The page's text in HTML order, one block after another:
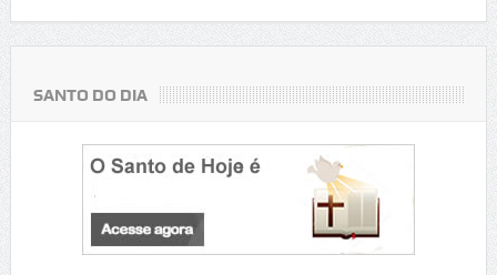
SANTO DO DIA